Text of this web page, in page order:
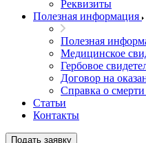
Реквизиты
Полезная информация
Полезная
Медицинское
Гербовое
Договор на
Справка о
Статьи
Контакты
Подать заявку